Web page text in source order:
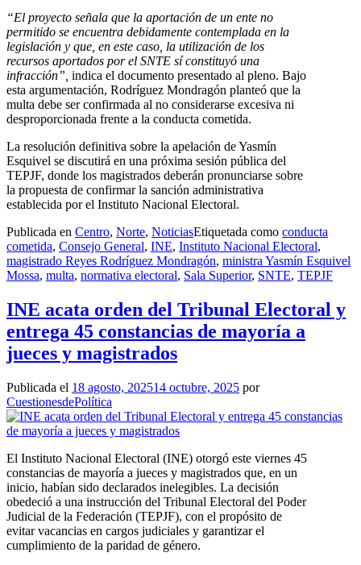
“El proyecto señala que la aportación de un ente no
permitido se encuentra debidamente contemplada en la
legislación y que, en este caso, la utilización de los
recursos aportados por el SNTE sí constituyó una
infracción”, indica el documento presentado al pleno. Bajo
esta argumentación, Rodríguez Mondragón planteó que la
multa debe ser confirmada al no considerarse excesiva ni
desproporcionada frente a la conducta cometida.
La resolución definitiva sobre la apelación de Yasmín
Esquivel se discutirá en una próxima sesión pública del
TEPJF, donde los magistrados deberán pronunciarse sobre
la propuesta de confirmar la sanción administrativa
establecida por el Instituto Nacional Electoral.
Publicada en Centro, Norte, NoticiasEtiquetada como conducta
cometida, Consejo General, INE, Instituto Nacional Electoral,
magistrado Reyes Rodríguez Mondragón, ministra Yasmín Esquivel
Mossa, multa, normativa electoral, Sala Superior, SNTE, TEPJF
INE acata orden del Tribunal Electoral y
entrega 45 constancias de mayoría a
jueces y magistrados
Publicada el 18 agosto, 202514 octubre, 2025 por
CuestionesdePolítica
El Instituto Nacional Electoral (INE) otorgó este viernes 45
constancias de mayoría a jueces y magistrados que, en un
inicio, habían sido declarados inelegibles. La decisión
obedeció a una instrucción del Tribunal Electoral del Poder
Judicial de la Federación (TEPJF), con el propósito de
evitar vacancias en cargos judiciales y garantizar el
cumplimiento de la paridad de género.